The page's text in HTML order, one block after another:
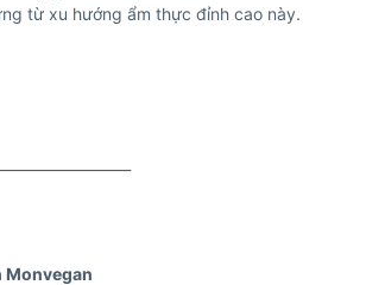
từ xu hướng ẩm thực đỉnh cao này.
Monvegan